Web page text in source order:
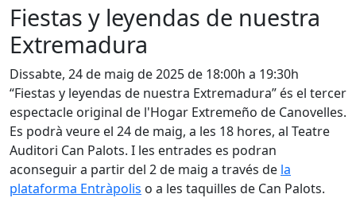
Fiestas y leyendas de nuestra
Extremadura
Dissabte, 24 de maig de 2025 de 18:00h a 19:30h
“Fiestas y leyendas de nuestra Extremadura” és el tercer
espectacle original de l'Hogar Extremeño de Canovelles.
Es podrà veure el 24 de maig, a les 18 hores, al Teatre
Auditori Can Palots. I les entrades es podran
aconseguir a partir del 2 de maig a través de la
plataforma Entràpolis o a les taquilles de Can Palots.